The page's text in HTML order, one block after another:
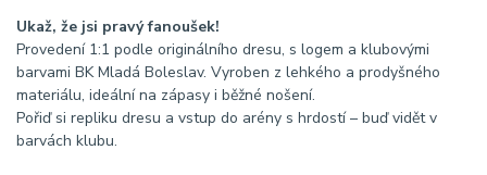
Ukaž, že jsi pravý fanoušek!
Provedení 1:1 podle originálního dresu, s logem a klubovými
barvami BK Mladá Boleslav. Vyroben z lehkého a prodyšného
materiálu, ideální na zápasy i běžné nošení.
Pořiď si repliku dresu a vstup do arény s hrdostí – buď vidět v
barvách klubu.